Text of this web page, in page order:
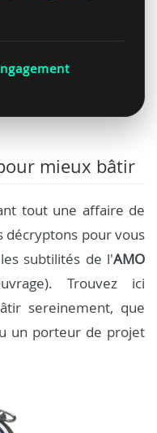
mieux bâtir
tout une affaire de
décryptons pour vous
subtilités de l'AMO
Trouvez ici
sereinement, que
un porteur de projet